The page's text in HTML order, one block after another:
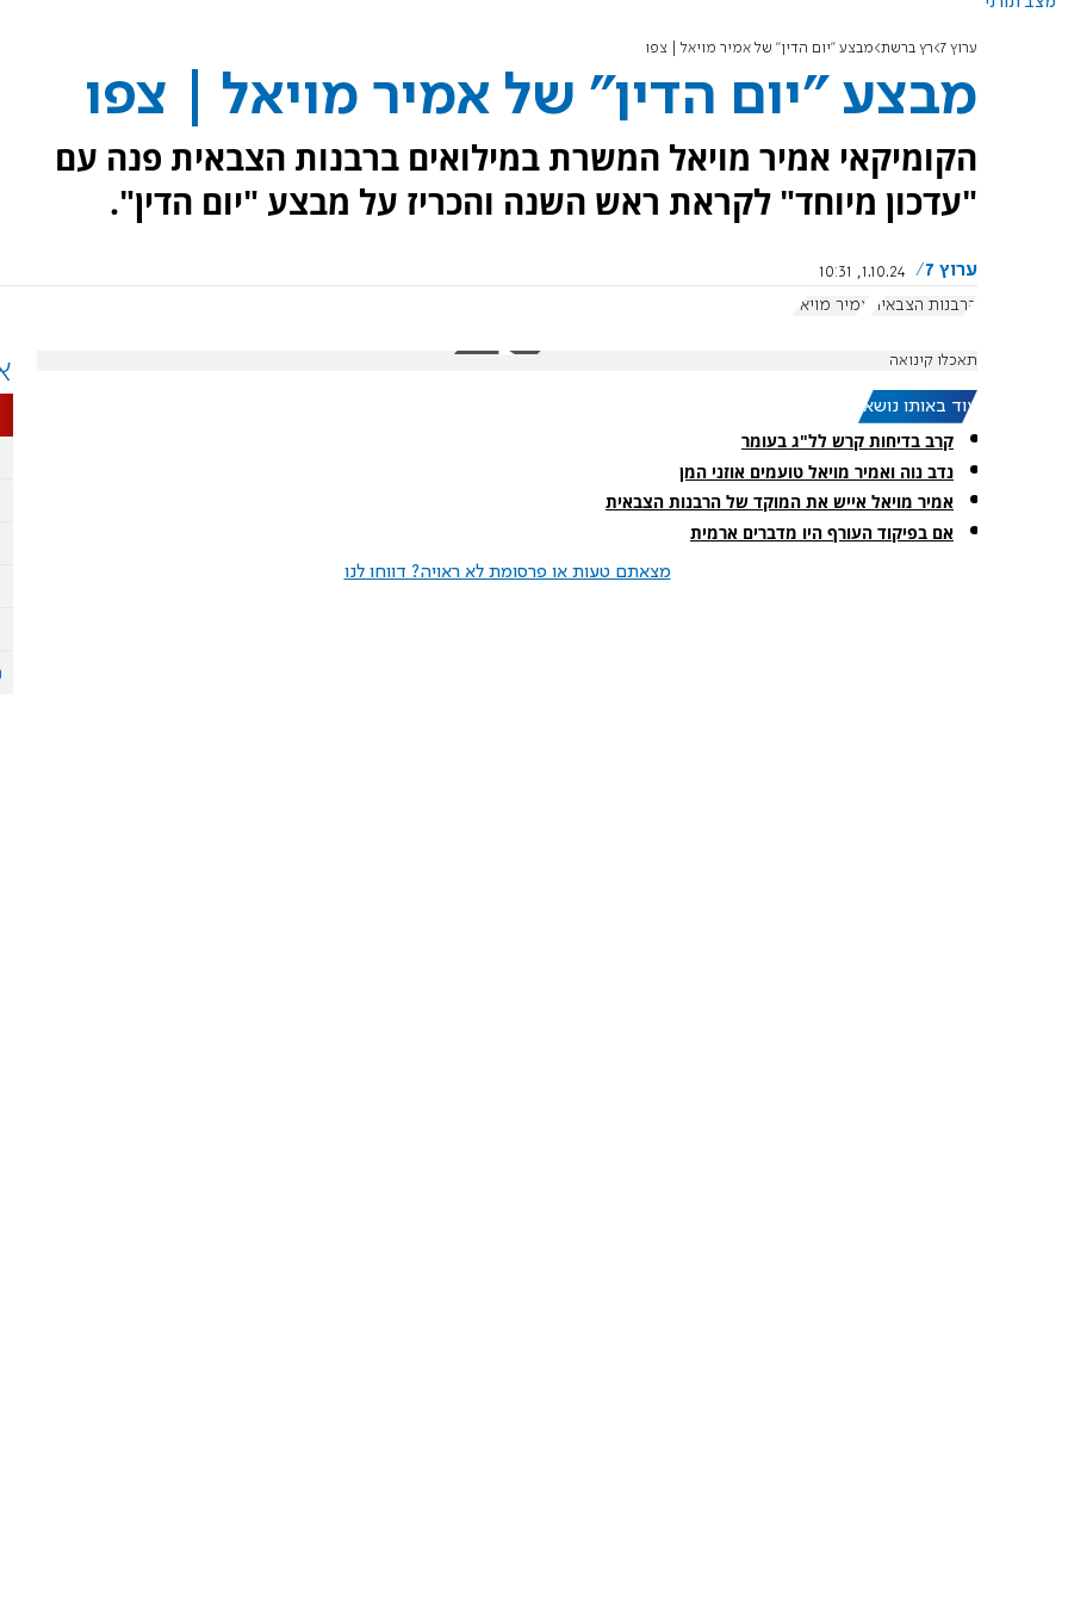
ערוץ 7 רץ ברשת מבצע "יום הדין" של אמיר מויאל | צפו
מבצע "יום הדין" של אמיר מויאל | צפו
הקומיקאי אמיר מויאל המשרת במילואים ברבנות הצבאית פנה עם
"עדכון מיוחד" לקראת ראש השנה והכריז על מבצע "יום הדין".
ערוץ 7
1.10.24, 10:31
הרבנות הצבאית
אמיר מויאל
תאכלו קינואה
עוד באותו נושא:
קרב בדיחות קרש לל"ג בעומר
נדב נוה ואמיר מויאל טועמים אוזני המן
אמיר מויאל אייש את המוקד של הרבנות הצבאית
אם בפיקוד העורף היו מדברים ארמית
מצאתם טעות או פרסומת לא ראויה? דווחו לנו